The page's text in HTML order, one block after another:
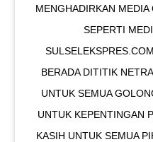
MENGHADIRKAN
SEPERTI
BERADA DITITIK
UNTUK SEMUA
UNTUK KEPENTINGAN
KASIH UNTUK SEMUA